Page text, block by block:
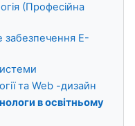
(Професійна
забезпечення E-
та Web -дизайн
в освітньому